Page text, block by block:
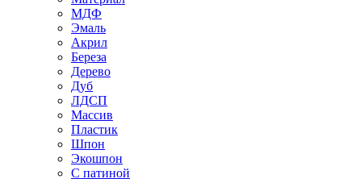
МДФ
Эмаль
Акрил
Береза
Дерево
Дуб
ЛДСП
Массив
Пластик
Шпон
Экошпон
С патиной